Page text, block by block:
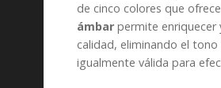
de cinco colores que
ámbarpermite enriquecer
calidad, eliminando el
igualmente válida para